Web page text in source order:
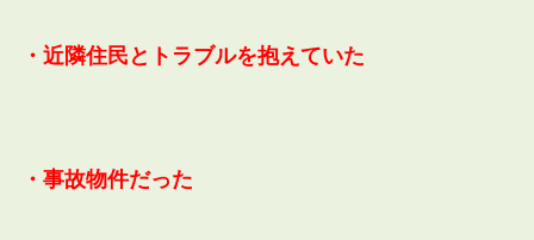
・近隣住民とトラブルを抱えていた
・事故物件だった